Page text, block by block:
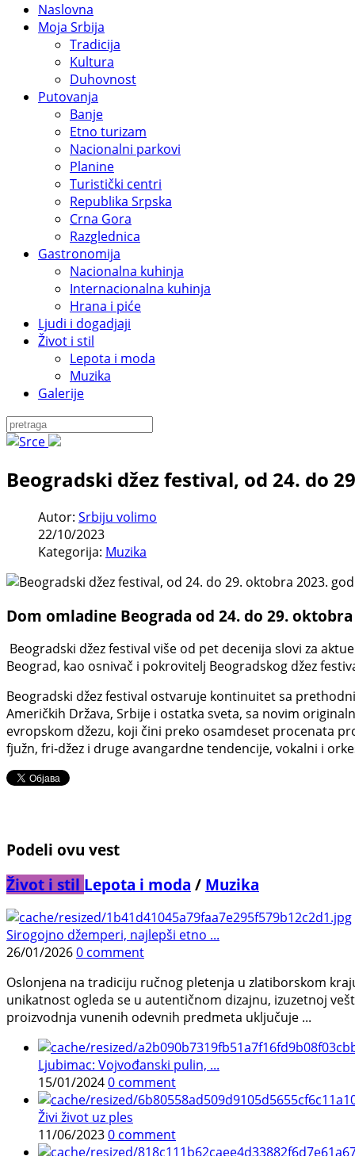
Naslovna
Moja Srbija
Tradicija
Kultura
Duhovnost
Putovanja
Banje
Etno turizam
Nacionalni parkovi
Planine
Turistički centri
Republika Srpska
Crna Gora
Razglednica
Gastronomija
Nacionalna kuhinja
Internacionalna kuhinja
Hrana i piće
Ljudi i dogadjaji
Život i stil
Lepota i moda
Muzika
Galerije
Beogradski džez festival, od 24. do
Autor: Srbiju volimo
22/10/2023
Kategorija: Muzika
Dom omladine Beograda od 24. do 29. oktobra
Beogradski džez festival više od pet decenija slovi za
Beograd, kao osnivač i pokrovitelj Beogradskog džez
Beogradski džez festival ostvaruje kontinuitet sa
Američkih Država, Srbije i ostatka sveta, sa novim
evropskom džezu, koji čini preko osamdeset procenata
fjužn, fri-džez i druge avangardne tendencije, vokalni i
Podeli ovu vest
Život i stil Lepota i moda / Muzika
Sirogojno džemperi, najlepši etno ...
26/01/20260 comment
Oslonjena na tradiciju ručnog pletenja u zlatiborskom
unikatnost ogleda se u autentičnom dizajnu, izuzetnoj
proizvodnja vunenih odevnih predmeta uključuje ...
Ljubimac: Vojvođanski pulin, ...
15/01/20240 comment
Živi život uz ples
11/06/20230 comment